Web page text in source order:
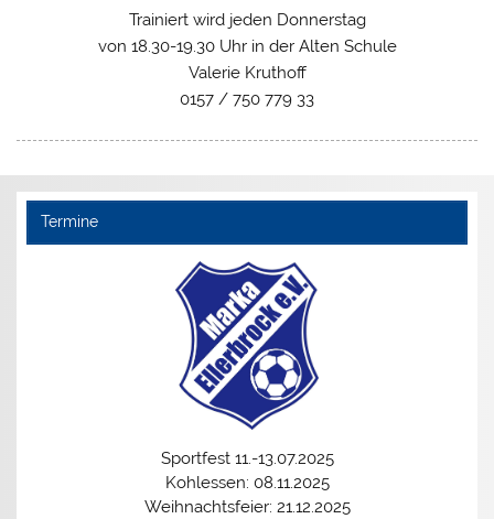
Trainiert wird jeden Donnerstag
von 18.30-19.30 Uhr in der Alten Schule
Valerie Kruthoff
0157 / 750 779 33
Termine
Sportfest 11.-13.07.2025
Kohlessen: 08.11.2025
Weihnachtsfeier: 21.12.2025